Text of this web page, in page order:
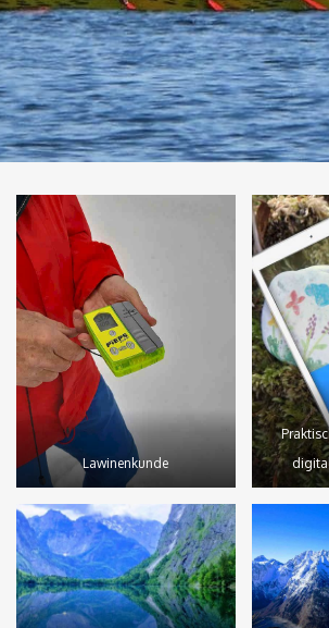
Lawinenkunde